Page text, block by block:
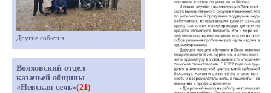
Другие события
Волховский отдел
казачьей общины
«Невская сечь»(21)